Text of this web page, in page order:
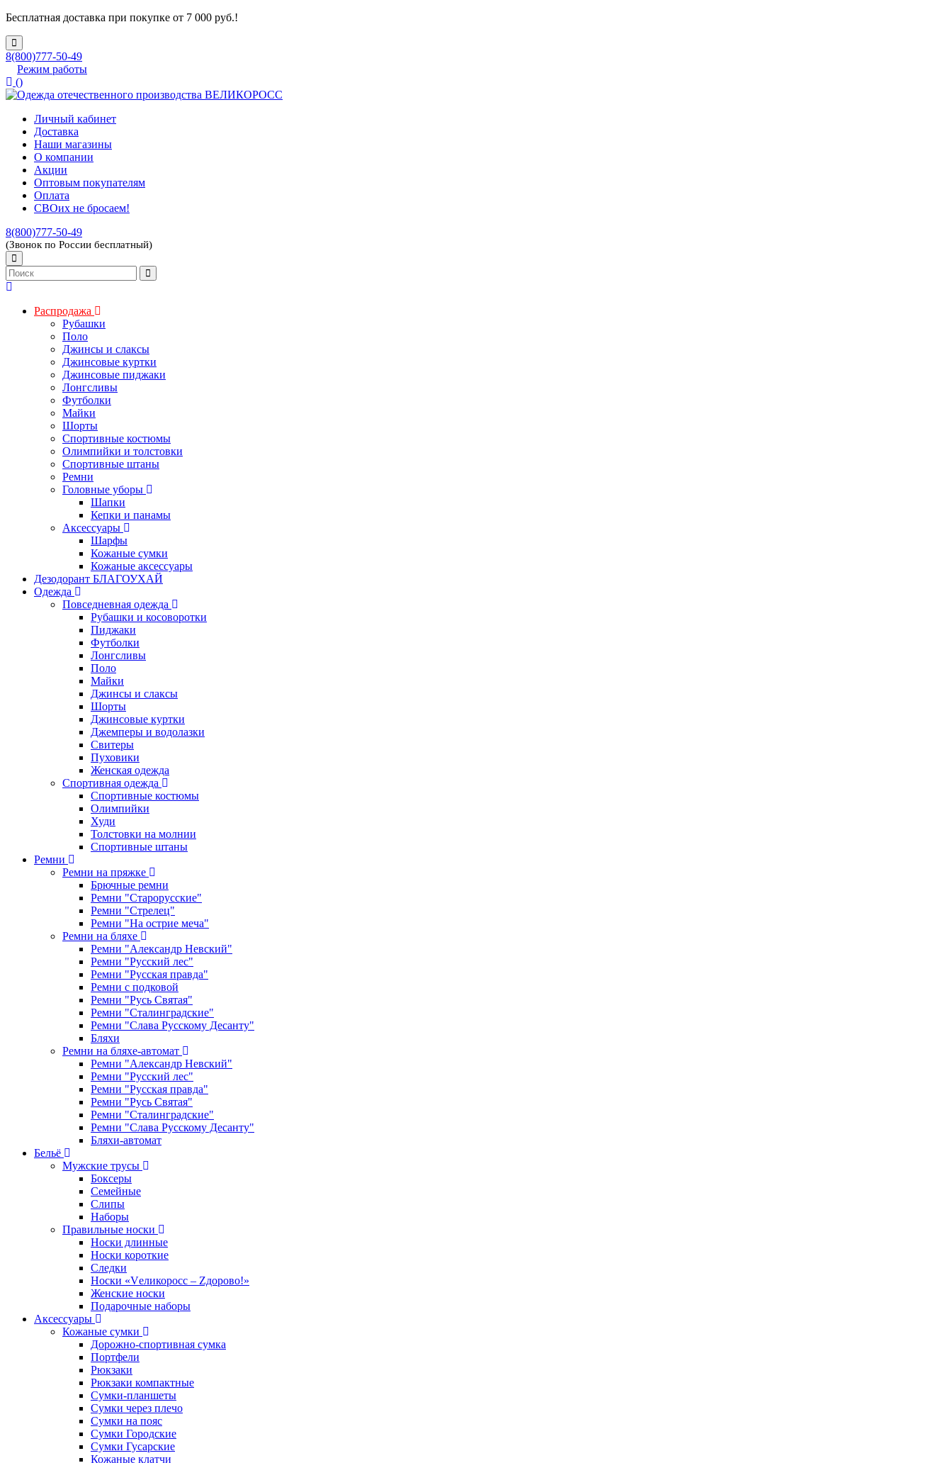
Бесплатная доставка при покупке от 7 000 руб.!
8(800)777-50-49
Режим работы
()
Личный кабинет
Доставка
Наши магазины
О компании
Акции
Оптовым покупателям
Оплата
СВОих не бросаем!
8(800)777-50-49
(Звонок по России бесплатный)
Распродажа
Рубашки
Поло
Джинсы и слаксы
Джинсовые куртки
Джинсовые пиджаки
Лонгсливы
Футболки
Майки
Шорты
Спортивные костюмы
Олимпийки и толстовки
Спортивные штаны
Ремни
Головные уборы
Шапки
Кепки и панамы
Аксессуары
Шарфы
Кожаные сумки
Кожаные аксессуары
Дезодорант БЛАГОУХАЙ
Одежда
Повседневная одежда
Рубашки и косоворотки
Пиджаки
Футболки
Лонгсливы
Поло
Майки
Джинсы и слаксы
Шорты
Джинсовые куртки
Джемперы и водолазки
Свитеры
Пуховики
Женская одежда
Спортивная одежда
Спортивные костюмы
Олимпийки
Худи
Толстовки на молнии
Спортивные штаны
Ремни
Ремни на пряжке
Брючные ремни
Ремни "Старорусские"
Ремни "Стрелец"
Ремни "На острие меча"
Ремни на бляхе
Ремни "Александр Невский"
Ремни "Русский лес"
Ремни "Русская правда"
Ремни с подковой
Ремни "Русь Святая"
Ремни "Сталинградские"
Ремни "Слава Русскому Десанту"
Бляхи
Ремни на бляхе-автомат
Ремни "Александр Невский"
Ремни "Русский лес"
Ремни "Русская правда"
Ремни "Русь Святая"
Ремни "Сталинградские"
Ремни "Слава Русскому Десанту"
Бляхи-автомат
Бельё
Мужские трусы
Боксеры
Семейные
Слипы
Наборы
Правильные носки
Носки длинные
Носки короткие
Следки
Носки «Vеликоросс – Zдорово!»
Женские носки
Подарочные наборы
Аксессуары
Кожаные сумки
Дорожно-спортивная сумка
Портфели
Рюкзаки
Рюкзаки компактные
Сумки-планшеты
Сумки через плечо
Сумки на пояс
Сумки Городские
Сумки Гусарские
Кожаные клатчи